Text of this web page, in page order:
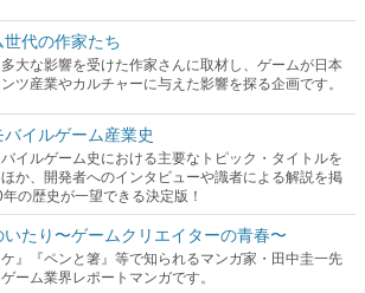
代の作家たち
大な影響を受けた作家さんに取材し、ゲームが日本
ツ産業やカルチャーに与えた影響を探る企画です。
バイルゲーム産業史
イルゲーム史における主要なトピック・タイトルを
か、開発者へのインタビューや識者による解説を掲
の歴史が一望できる決定版！
たり〜ゲームクリエイターの青春〜
ケ』『ペンと箸』等で知られるマンガ家・田中圭一先
ーム業界レポートマンガです。